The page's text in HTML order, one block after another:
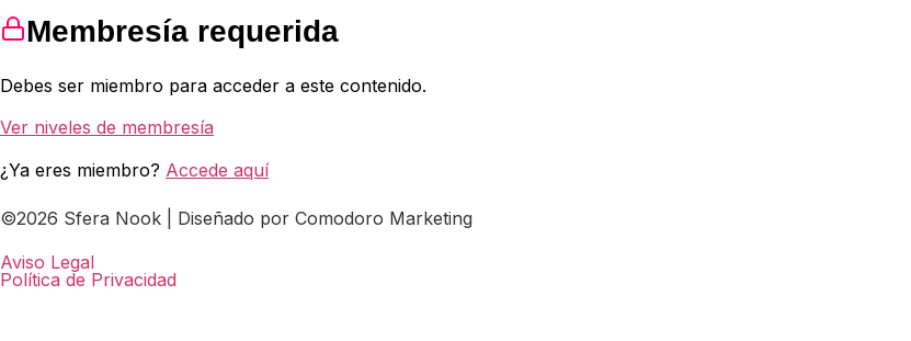
Membresía requerida
Debes ser miembro para acceder a este contenido.
Ver niveles de membresía
¿Ya eres miembro? Accede aquí
©2026 Sfera Nook | Diseñado por Comodoro Marketing
Aviso Legal
Política de Privacidad